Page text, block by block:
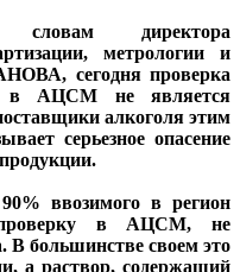
директора
метрологии и
сегодня проверка
в АЦСМ не является
алкоголя этим
серьезное опасение
ввозимого в регион
проверку в АЦСМ, не
В большинстве своем это
а раствор, содержащий